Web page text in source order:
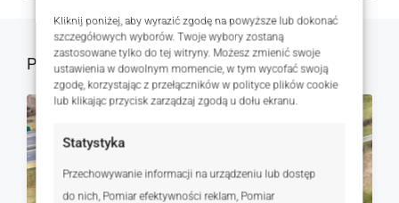
Kliknij poniżej, aby wyrazić zgodę na powyższe lub dokonać
szczegółowych wyborów. Twoje wybory zostaną
zastosowane tylko do tej witryny. Możesz zmienić swoje
ustawienia w dowolnym momencie, w tym wycofać swoją
zgodę, korzystając z przełączników w polityce plików cookie
lub klikając przycisk zarządzaj zgodą u dołu ekranu.
Statystyka
Przechowywanie informacji na urządzeniu lub dostęp
do nich, Pomiar efektywności reklam, Pomiar
Podobne oferty